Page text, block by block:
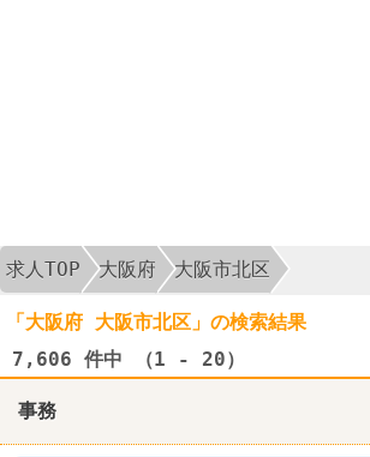
求人TOP 大阪府 大阪市北区
「大阪府 大阪市北区」の検索結果
7,606 件中 （1 - 20）
事務